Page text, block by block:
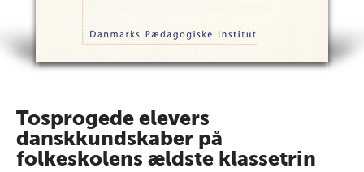
Tosprogede elevers
danskkundskaber på
folkeskolens ældste klassetrin